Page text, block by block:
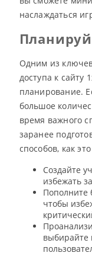
наслаждаться
Одним из
доступа к сайту
планирование.
большое
время важного
заранее
способов, как
Создайте
избежать
Пополните
чтобы
выбирайте